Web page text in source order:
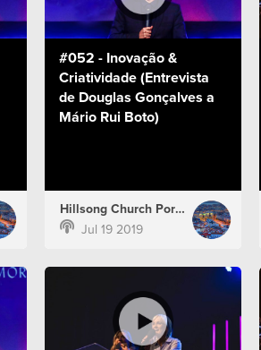
#052 - Inovação &
Criatividade (Entrevista
de Douglas Gonçalves a
Mário Rui Boto)
Hillsong Church Portugal
Jul 19 2019